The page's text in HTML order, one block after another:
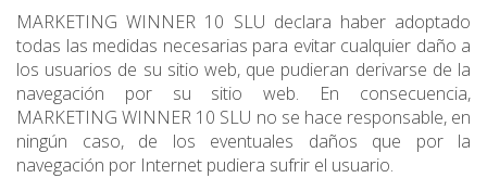
MARKETING WINNER 10 SLU declara haber adoptado
todas las medidas necesarias para evitar cualquier daño a
los usuarios de su sitio web, que pudieran derivarse de la
navegación por su sitio web. En consecuencia,
MARKETING WINNER 10 SLU no se hace responsable, en
ningún caso, de los eventuales daños que por la
navegación por Internet pudiera sufrir el usuario.